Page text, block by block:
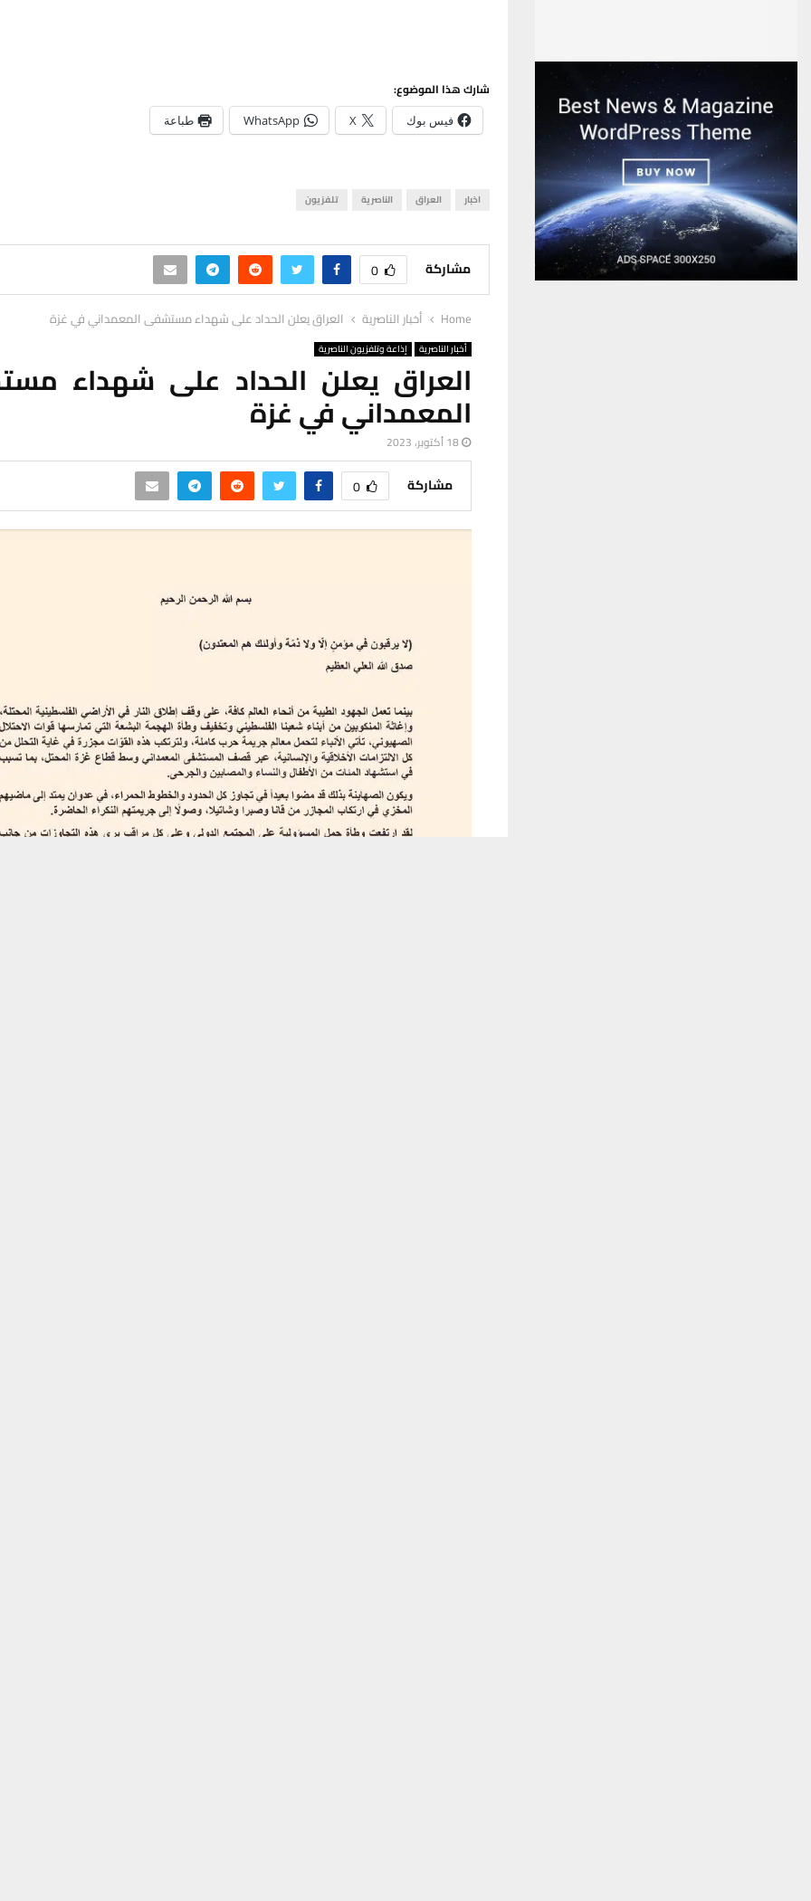
شارك هذا الموضوع:
فيس بوك X
WhatsApp طباعة
اخبار العراق الناصرية تلفزيون
مشاركة 0
Home أخبار الناصرية العراق یعلن الحداد علی شهداء مستشفی المعمداني في غزة
أخبار الناصرية إذاعة وتلفزيون الناصرية
العراق یعلن الحداد علی شهداء
المعمداني في غزة
18 أكتوبر، 2023
مشاركة 0